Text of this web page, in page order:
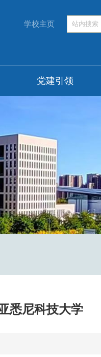
学校主页
党建引领
悉尼科技大学